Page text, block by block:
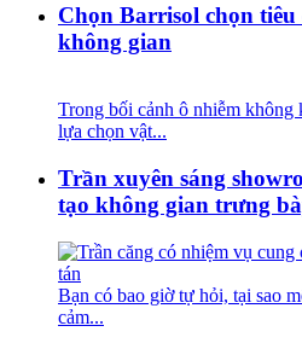
Chọn Barrisol chọn tiêu
không gian
Trong bối cảnh ô nhiễm không
lựa chọn vật...
Trần xuyên sáng
tạo không gian trưng
Bạn có bao giờ tự hỏi, tại sao
cảm...